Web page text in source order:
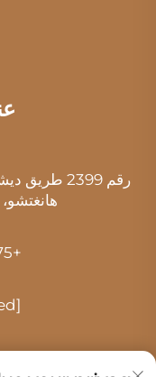
رقم 2399
+86-18069880575
[email protected]